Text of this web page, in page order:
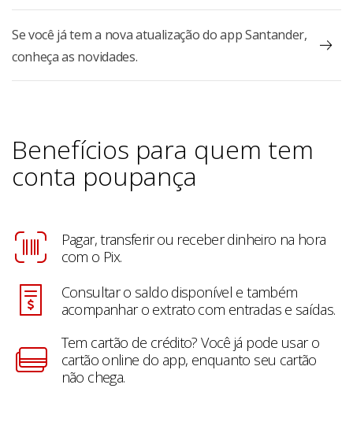
Se você já tem a nova atualização do app Santander,
conheça as novidades.
Benefícios para quem tem
conta poupança
Pagar, transferir ou receber dinheiro na hora
com o Pix.
Consultar o saldo disponível e também
acompanhar o extrato com entradas e saídas.
Tem cartão de crédito? Você já pode usar o
cartão online do app, enquanto seu cartão
não chega.